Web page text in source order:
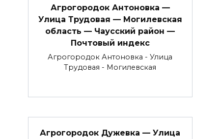
Агрогородок Антоновка —
Улица Трудовая — Могилевская
область — Чаусский район —
Почтовый индекс
Агрогородок Антоновка - Улица
Трудовая - Могилевская
Агрогородок Дужевка — Улица